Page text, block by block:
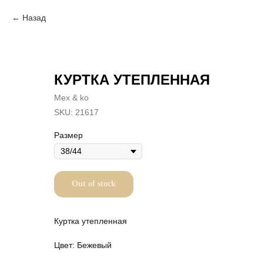
Назад
КУРТКА УТЕПЛЕННАЯ
Mex & ko
SKU: 21617
Размер
Out of stock
Куртка утепленная
Цвет: Бежевый